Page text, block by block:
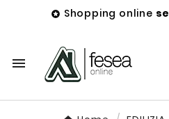
 Shopping online
